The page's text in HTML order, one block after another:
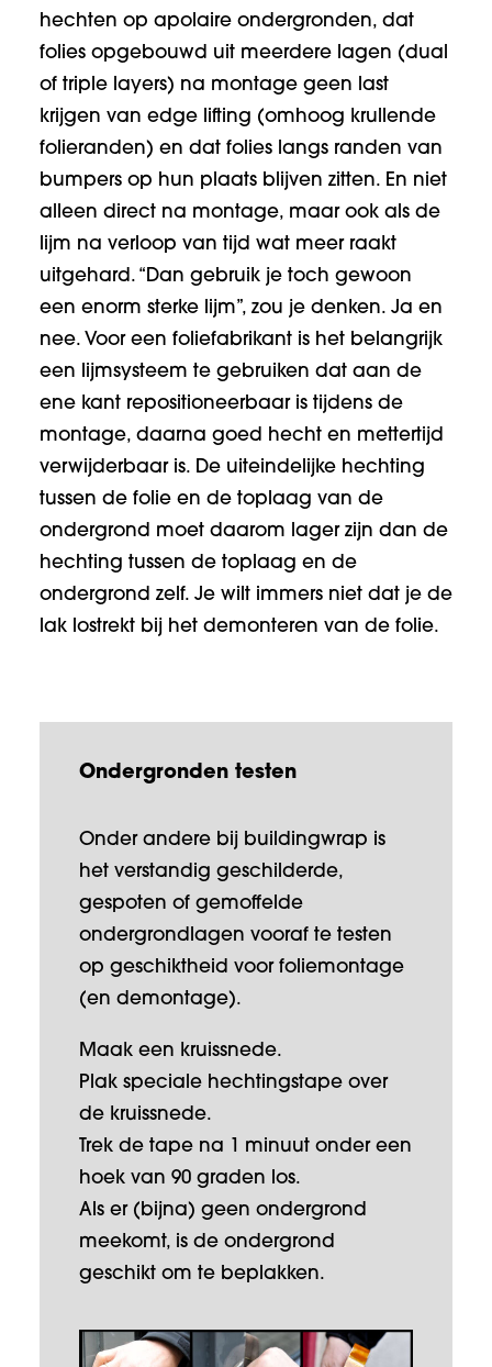
hechten op apolaire ondergronden, dat
folies opgebouwd uit meerdere lagen (dual
of triple layers) na montage geen last
krijgen van edge lifting (omhoog krullende
folieranden) en dat folies langs randen van
bumpers op hun plaats blijven zitten. En niet
alleen direct na montage, maar ook als de
lijm na verloop van tijd wat meer raakt
uitgehard. “Dan gebruik je toch gewoon
een enorm sterke lijm”, zou je denken. Ja en
nee. Voor een foliefabrikant is het belangrijk
een lijmsysteem te gebruiken dat aan de
ene kant repositioneerbaar is tijdens de
montage, daarna goed hecht en mettertijd
verwijderbaar is. De uiteindelijke hechting
tussen de folie en de toplaag van de
ondergrond moet daarom lager zijn dan de
hechting tussen de toplaag en de
ondergrond zelf. Je wilt immers niet dat je de
lak lostrekt bij het demonteren van de folie.
Ondergronden testen
Onder andere bij buildingwrap is
het verstandig geschilderde,
gespoten of gemoffelde
ondergrondlagen vooraf te testen
op geschiktheid voor foliemontage
(en demontage).
Maak een kruissnede.
Plak speciale hechtingstape over
de kruissnede.
Trek de tape na 1 minuut onder een
hoek van 90 graden los.
Als er (bijna) geen ondergrond
meekomt, is de ondergrond
geschikt om te beplakken.